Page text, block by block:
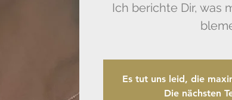
Ich berichte Dir, was
Es tut uns leid, die
Die nächsten